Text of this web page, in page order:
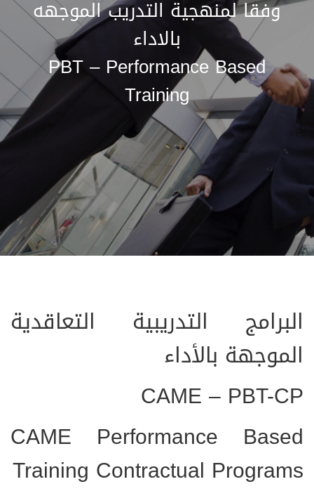
وفقا لمنهجية التدريب الموجهه
بالاداء
PBT – Performance Based
Training
البرامج التدريبية التعاقدية
الموجهة بالأداء
CAME – PBT-CP
CAME Performance Based
Training Contractual Programs